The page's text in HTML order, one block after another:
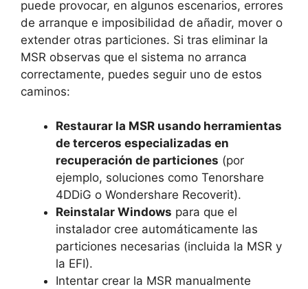
puede provocar, en algunos escenarios, errores
de arranque e imposibilidad de añadir, mover o
extender otras particiones. Si tras eliminar la
MSR observas que el sistema no arranca
correctamente, puedes seguir uno de estos
caminos:
Restaurar la MSR usando herramientas
de terceros especializadas en
recuperación de particiones (por
ejemplo, soluciones como Tenorshare
4DDiG o Wondershare Recoverit).
Reinstalar Windows para que el
instalador cree automáticamente las
particiones necesarias (incluida la MSR y
la EFI).
Intentar crear la MSR manualmente